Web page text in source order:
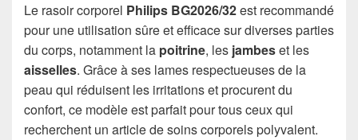
Le rasoir corporel Philips BG2026/32est recommandé
pour une utilisation sûre et efficace sur diverses parties
du corps, notamment la poitrine, les jambeset les
aisselles. Grâce à ses lames respectueuses de la
peau qui réduisent les irritations et procurent du
confort, ce modèle est parfait pour tous ceux qui
recherchent un article de soins corporels polyvalent.